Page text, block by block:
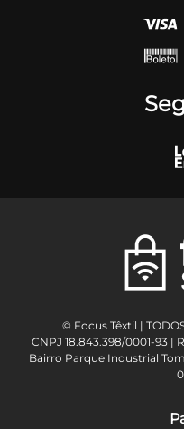
© Focus Têxtil |
CNPJ 18.843.398/0001-93 |
Bairro Parque Industrial